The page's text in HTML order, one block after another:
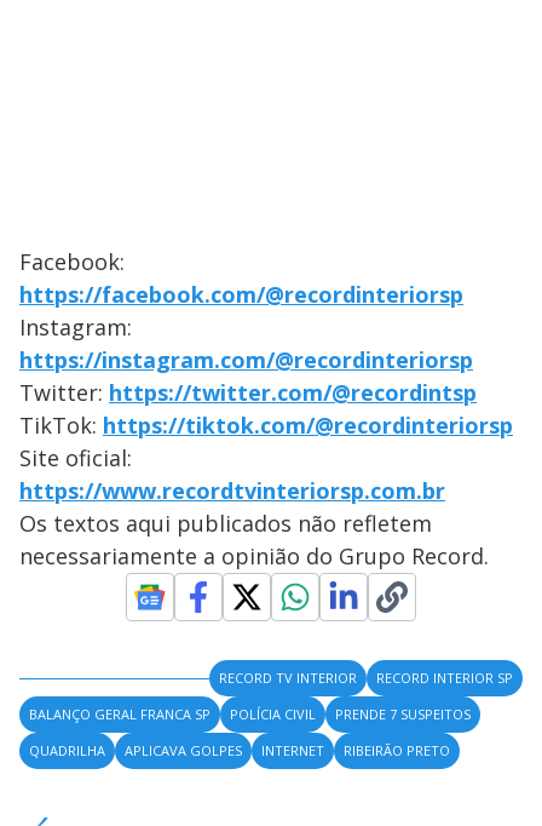
Facebook:
https://facebook.com/@recordinteriorsp
Instagram:
https://instagram.com/@recordinteriorsp
Twitter: https://twitter.com/@recordintsp
TikTok: https://tiktok.com/@recordinteriorsp
Site oficial:
https://www.recordtvinteriorsp.com.br
Os textos aqui publicados não refletem
necessariamente a opinião do Grupo Record.
RECORD TV INTERIOR
RECORD INTERIOR SP
BALANÇO GERAL FRANCA SP
POLÍCIA CIVIL
PRENDE 7 SUSPEITOS
QUADRILHA
APLICAVA GOLPES INTERNET RIBEIRÃO PRETO